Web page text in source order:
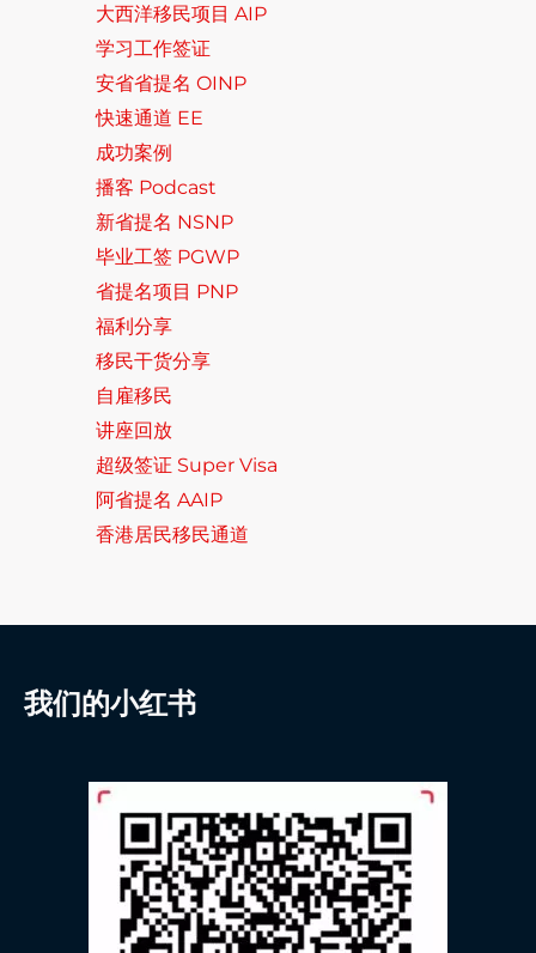
大西洋移民项目 AIP
学习工作签证
安省省提名 OINP
快速通道 EE
成功案例
播客 Podcast
新省提名 NSNP
毕业工签 PGWP
省提名项目 PNP
福利分享
移民干货分享
自雇移民
讲座回放
超级签证 Super Visa
阿省提名 AAIP
香港居民移民通道
我们的小红书